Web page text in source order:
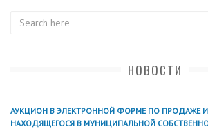
НОВОСТИ
АУКЦИОН В ЭЛЕКТРОННОЙ ФОРМЕ ПО ПРОДАЖЕ
НАХОДЯЩЕГОСЯ В МУНИЦИПАЛЬНОЙ